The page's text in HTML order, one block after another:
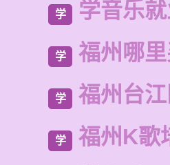
学 学音乐
学 福州哪
学 福州台
学 福州K歌